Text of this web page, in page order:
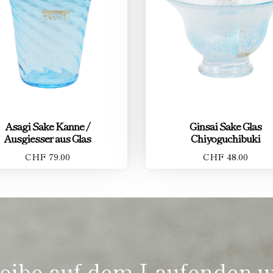
Asagi Sake Kanne /
Ausgiesser aus Glas
CHF 79.00
Ginsai Sake Glas
Chiyoguchibuki
CHF 48.00